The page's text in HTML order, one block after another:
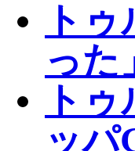
ト
った
ト
ッパ